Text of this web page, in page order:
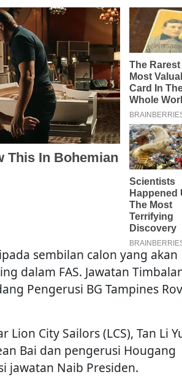
sembilan calon yang akan
dalam FAS. Jawatan
Pengerusi BG Tampines
Lion City Sailors (LCS), Tan Li
Bai dan pengerusi Hougang
jawatan Naib Presiden.